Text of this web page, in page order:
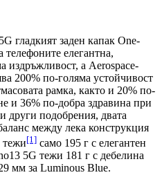
гладкият заден капак One-
телефоните елегантна,
издръжливост, а Aerospace-
200% по-голяма устойчивост
рамка, както и 20% по-
и 36% по-добра здравина при
други подобрения, двата
между лека конструкция
тежи[1] само 195 г с елегантен
5G тежи 181 г с дебелина
мм за Luminous Blue.